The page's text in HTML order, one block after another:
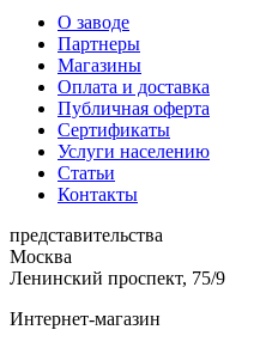
О заводе
Партнеры
Магазины
Оплата и доставка
Публичная оферта
Сертификаты
Услуги населению
Статьи
Контакты
представительства
Москва
Ленинский проспект, 75/9
Интернет-магазин